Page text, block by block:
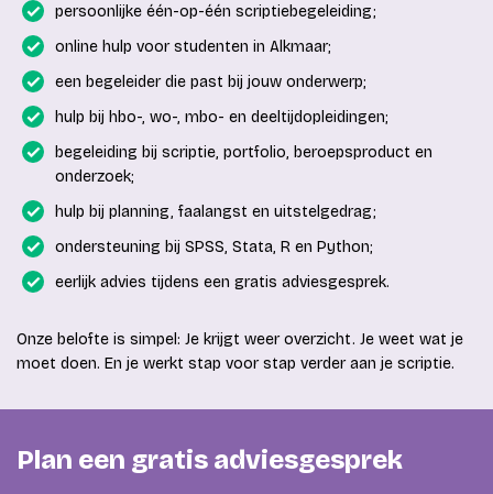
persoonlijke één-op-één scriptiebegeleiding;
online hulp voor studenten in Alkmaar;
een begeleider die past bij jouw onderwerp;
hulp bij hbo-, wo-, mbo- en deeltijdopleidingen;
begeleiding bij scriptie, portfolio, beroepsproduct en
onderzoek;
hulp bij planning, faalangst en uitstelgedrag;
ondersteuning bij SPSS, Stata, R en Python;
eerlijk advies tijdens een gratis adviesgesprek.
Onze belofte is simpel: Je krijgt weer overzicht. Je weet wat je
moet doen. En je werkt stap voor stap verder aan je scriptie.
Plan een gratis adviesgesprek